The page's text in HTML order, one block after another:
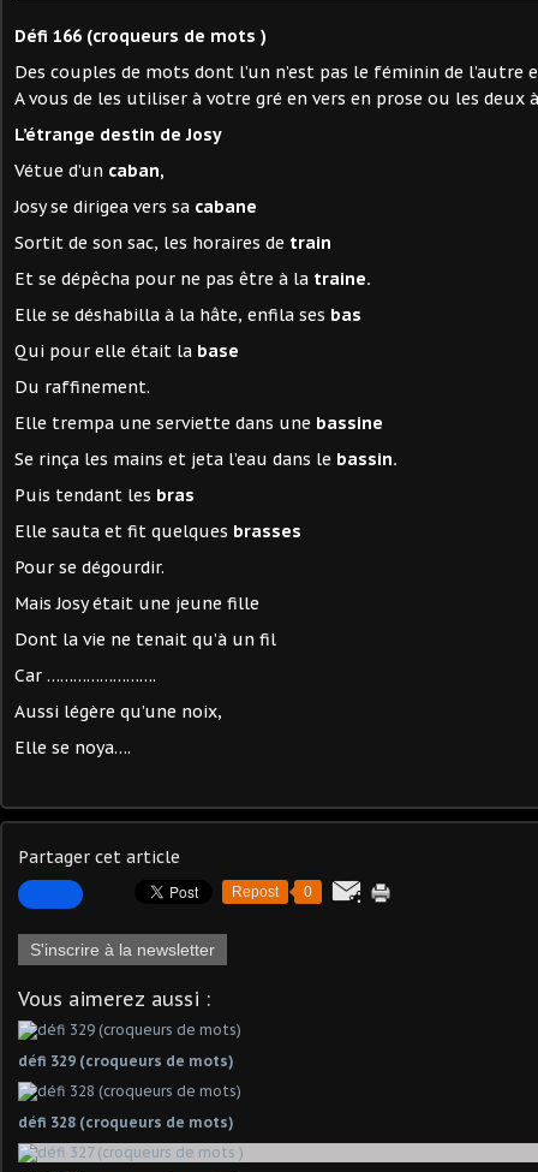
Défi 166 (croqueurs de mots )
Des couples de mots dont l’un n’est pas le féminin de l’autre
A vous de les utiliser à votre gré en vers en prose ou les deux
L’étrange destin de Josy
Vétue d’un caban,
Josy se dirigea vers sa cabane
Sortit de son sac, les horaires de train
Et se dépêcha pour ne pas être à la traine.
Elle se déshabilla à la hâte, enfila ses bas
Qui pour elle était la base
Du raffinement.
Elle trempa une serviette dans une bassine
Se rinça les mains et jeta l’eau dans le bassin.
Puis tendant les bras
Elle sauta et fit quelques brasses
Pour se dégourdir.
Mais Josy était une jeune fille
Dont la vie ne tenait qu’à un fil
Car …………………….
Aussi légère qu’une noix,
Elle se noya….
Partager cet article
Repost 0
S'inscrire à la newsletter
Vous aimerez aussi :
défi 329 (croqueurs de mots)
défi 328 (croqueurs de mots)